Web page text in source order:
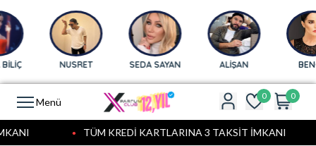
NUSRET SEDA SAYAN ALİŞAN BENGÜ
Menü 0 0
TÜM KREDİ KARTLARINA 3 TAKSİT İMKANI